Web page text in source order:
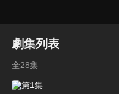
劇集列表
全28集